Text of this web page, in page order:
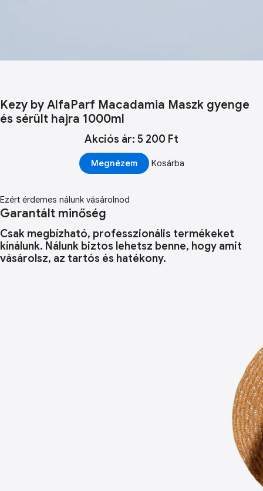
Kezy by AlfaParf Macadamia Maszk gyenge
és sérült hajra 1000ml
Akciós ár: 5 200 Ft
Megnézem Kosárba
Ezért érdemes nálunk vásárolnod
Garantált minőség
Csak megbízható, professzionális termékeket
kínálunk. Nálunk biztos lehetsz benne, hogy amit
vásárolsz, az tartós és hatékony.